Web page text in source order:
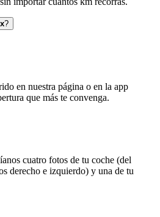
?
en nuestra página o en la app
que más te convenga.
cuatro fotos de tu coche (del
derecho e izquierdo) y una de tu